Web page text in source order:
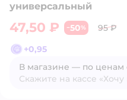
универсальный
47,50 ₽ −50%
95 ₽
+0,95
В магазине — по ценам
Скажите на кассе «Хочу